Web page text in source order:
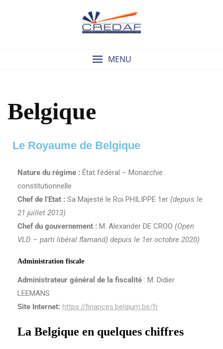
MENU
Belgique
Le Royaume de Belgique
Nature du régime : État fédéral – Monarchie
constitutionnelle
Chef de l’Etat : Sa Majesté le Roi PHILIPPE 1er (depuis le
21 juillet 2013)
Chef du gouvernement : M. Alexander DE CROO (Open
VLD – parti libéral flamand) depuis le 1er octobre 2020)
Administration fiscale
Administrateur général de la fiscalité : M. Didier
LEEMANS
Site Internet: https://finances.belgium.be/fr
La Belgique en quelques chiffres